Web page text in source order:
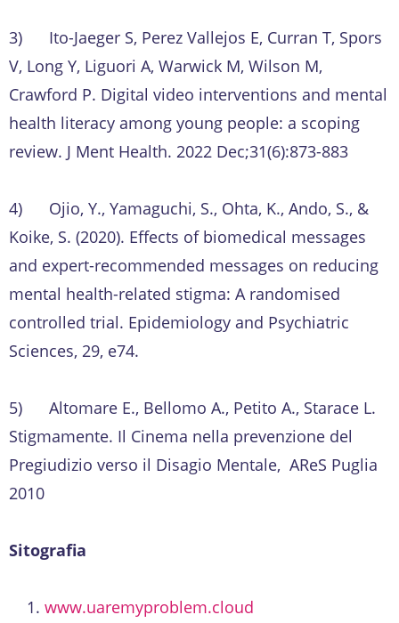
3) Ito-Jaeger S, Perez Vallejos E, Curran T, Spors
V, Long Y, Liguori A, Warwick M, Wilson M,
Crawford P. Digital video interventions and mental
health literacy among young people: a scoping
review. J Ment Health. 2022 Dec;31(6):873-883
4) Ojio, Y., Yamaguchi, S., Ohta, K., Ando, S., &
Koike, S. (2020). Effects of biomedical messages
and expert-recommended messages on reducing
mental health-related stigma: A randomised
controlled trial. Epidemiology and Psychiatric
Sciences, 29, e74.
5) Altomare E., Bellomo A., Petito A., Starace L.
Stigmamente. Il Cinema nella prevenzione del
Pregiudizio verso il Disagio Mentale, AReS Puglia
2010
Sitografia
www.uaremyproblem.cloud